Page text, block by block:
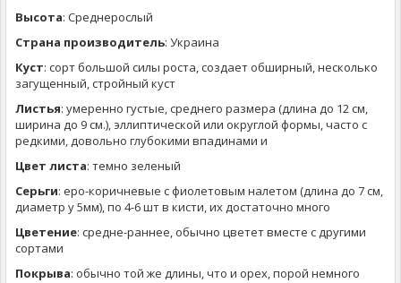
Высота: Среднерослый
Страна производитель: Украина
Куст: сорт большой силы роста, создает обширный, несколько
загущенный, стройный куст
Листья: умеренно густые, среднего размера (длина до 12 см,
ширина до 9 см.), эллиптической или округлой формы, часто с
редкими, довольно глубокими впадинами и
Цвет листа: темно зеленый
Серьги: еро-коричневые с фиолетовым налетом (длина до 7 см,
диаметр у 5мм), по 4-6 шт в кисти, их достаточно много
Цветение: средне-раннее, обычно цветет вместе с другими
сортами
Покрыва: обычно той же длины, что и орех, порой немного